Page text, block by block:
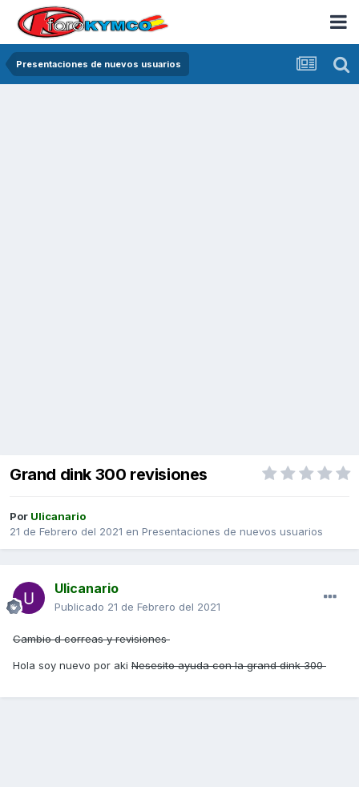
Presentaciones de nuevos usuarios
Grand dink 300 revisiones
Por Ulicanario
21 de Febrero del 2021 en Presentaciones de nuevos usuarios
Ulicanario
Publicado 21 de Febrero del 2021
Cambio d correas y revisiones
Hola soy nuevo por aki Nesesito ayuda con la grand dink 300